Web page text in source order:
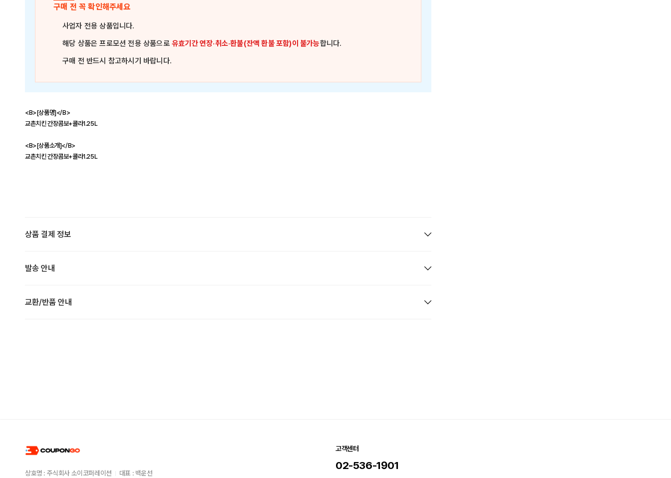
구매 전 꼭 확인해주세요
사업자 전용 상품입니다.
해당 상품은프로모션 전용 상품으로유효기간 연장·취소·환불(잔액 환불 포함)이 불가능합니다.
구매 전 반드시 참고하시기 바랍니다.
<B>[상품명]</B>
교촌치킨 간장콤보+콜라1.25L
<B>[상품소개]</B>
교촌치킨 간장콤보+콜라1.25L
상품 결제 정보
발송 안내
교환/반품 안내
상호명 : 주식회사 소이코퍼레이션 대표 : 백운선
고객센터
02-536-1901